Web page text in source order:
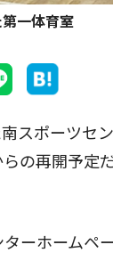
一体育室
スポーツセ
の再開予定
ーホームペ